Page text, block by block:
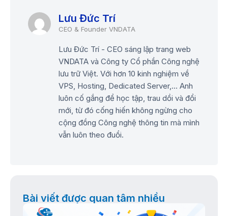
Lưu Đức Trí
Lưu Đức Trí - CEO sáng lập trang web
VNDATA và Công ty Cổ phần Công nghệ
lưu trữ Việt. Với hơn 10 kinh nghiệm về
VPS, Hosting, Dedicated Server,... Anh
luôn cố gắng để học tập, trau dồi và đổi
mới, từ đó cống hiến không ngừng cho
cộng đồng Công nghệ thông tin mà mình
vẫn luôn theo đuổi.
Bài viết được quan tâm nhiều